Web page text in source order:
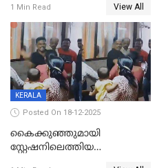
നടുക്കുന്ന സംഭവം
വാളയാറിൽ
1 Min Read View All
KERALA
Posted On 18-12-2025
കൈക്കുഞ്ഞുമായി
സ്റ്റേഷനിലെത്തിയ